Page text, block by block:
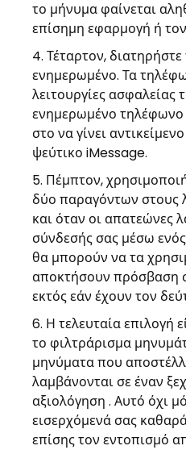
το μήνυμα φαίνεται
επίσημη εφαρμογή ή
Τέταρτον,
ενημερωμένο. Τα
λειτουργίες ασφαλείας
ενημερωμένο τηλέφωνο
στο να γίνει
ψεύτικο iMessage.
Πέμπτον,
δύο παραγόντων στους
και όταν οι απατεώνες
σύνδεσής σας μέσω
θα μπορούν να τα
αποκτήσουν πρόσβαση
εκτός εάν έχουν τον
Η τελευταία επιλογή
το φιλτράρισμα
μηνύματα που
λαμβάνονται σε έναν
αξιολόγηση . Αυτό όχι
εισερχόμενά σας
επίσης τον εντοπισμό